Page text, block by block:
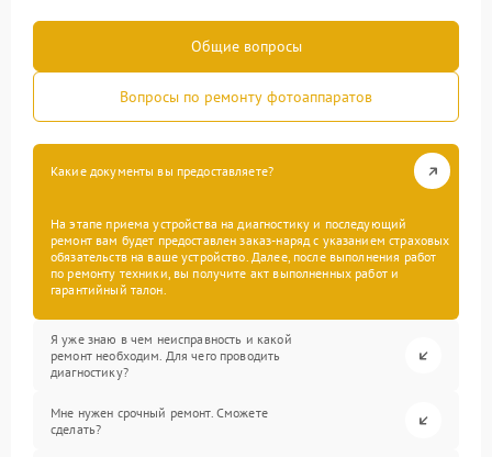
Общие вопросы
Вопросы по ремонту фотоаппаратов
Какие документы вы предоставляете?
На этапе приема устройства на диагностику и последующий
ремонт вам будет предоставлен заказ-наряд с указанием страховых
обязательств на ваше устройство. Далее, после выполнения работ
по ремонту техники, вы получите акт выполненных работ и
гарантийный талон.
Я уже знаю в чем неисправность и какой
ремонт необходим. Для чего проводить
диагностику?
Мне нужен срочный ремонт. Сможете
сделать?